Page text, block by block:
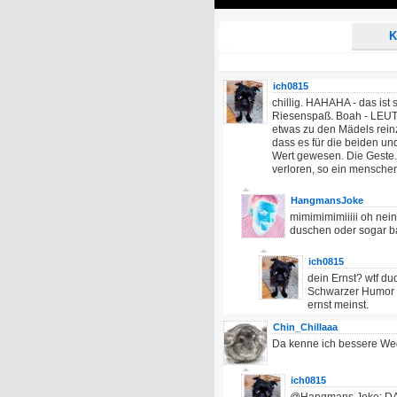
ich0815
chillig. HAHAHA - das ist
Riesenspaß. Boah -
etwas zu den Mädels
dass es für die beiden
Wert gewesen. Die
verloren, so ein
HangmansJoke
mimimimimiiiii oh
duschen oder sogar
ich0815
dein Ernst? wtf
Schwarzer
ernst meinst.
Chin_Chillaaa
Da kenne ich bessere
ich0815